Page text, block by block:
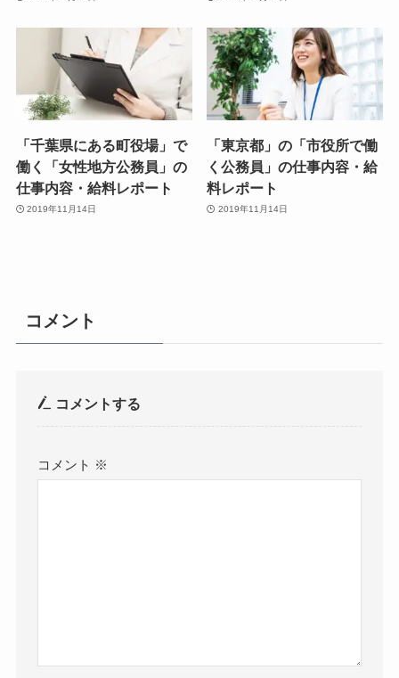
「千葉県にある町役場」で
働く「女性地方公務員」の
仕事内容・給料レポート
2019年11月14日
「東京都」の「市役所で働
く公務員」の仕事内容・給
料レポート
2019年11月14日
コメント
コメントする
コメント ※